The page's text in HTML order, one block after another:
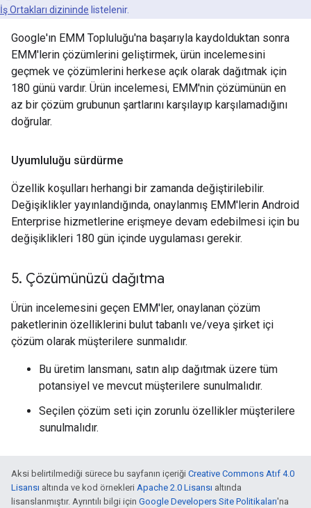
İş Ortakları dizininde listelenir.
Google'ın EMM Topluluğu'na başarıyla kaydolduktan sonra
EMM'lerin çözümlerini geliştirmek, ürün incelemesini
geçmek ve çözümlerini herkese açık olarak dağıtmak için
180 günü vardır. Ürün incelemesi, EMM'nin çözümünün en
az bir çözüm grubunun şartlarını karşılayıp karşılamadığını
doğrular.
Uyumluluğu sürdürme
Özellik koşulları herhangi bir zamanda değiştirilebilir.
Değişiklikler yayınlandığında, onaylanmış EMM'lerin Android
Enterprise hizmetlerine erişmeye devam edebilmesi için bu
değişiklikleri 180 gün içinde uygulaması gerekir.
5. Çözümünüzü dağıtma
Ürün incelemesini geçen EMM'ler, onaylanan çözüm
paketlerinin özelliklerini bulut tabanlı ve/veya şirket içi
çözüm olarak müşterilere sunmalıdır.
Bu üretim lansmanı, satın alıp dağıtmak üzere tüm
potansiyel ve mevcut müşterilere sunulmalıdır.
Seçilen çözüm seti için zorunlu özellikler müşterilere
sunulmalıdır.
Aksi belirtilmediği sürece bu sayfanın içeriği Creative Commons Atıf 4.0
Lisansı altında ve kod örnekleri Apache 2.0 Lisansı altında
lisanslanmıştır. Ayrıntılı bilgi için Google Developers Site Politikaları'na